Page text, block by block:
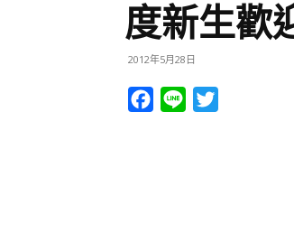
度新生歡
2012年5月28日
Facebook
Line